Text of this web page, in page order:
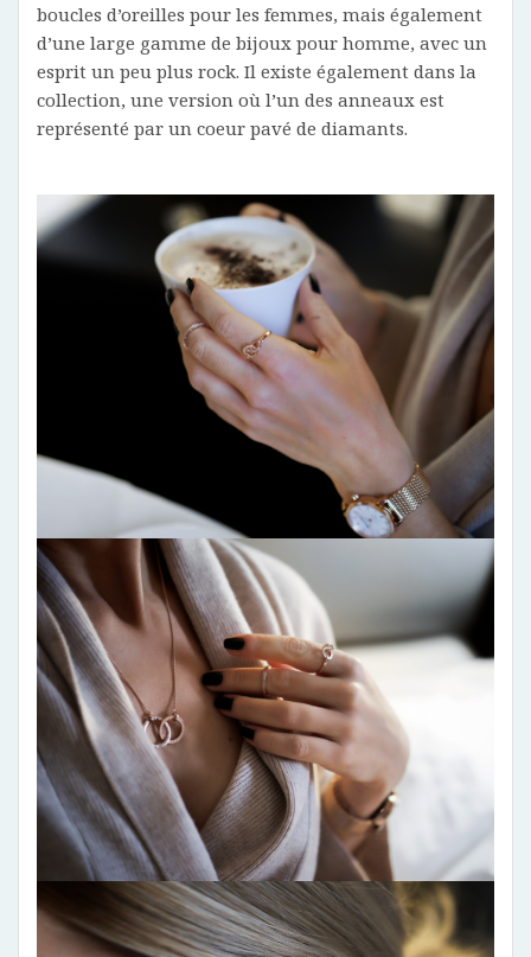
boucles d’oreilles pour les femmes, mais également
d’une large gamme de bijoux pour homme, avec un
esprit un peu plus rock. Il existe également dans la
collection, une version où l’un des anneaux est
représenté par un coeur pavé de diamants.